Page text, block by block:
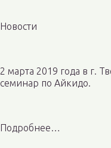
Новости
2 марта 2019 года в г.
семинар по Айкидо.
Подробнее…